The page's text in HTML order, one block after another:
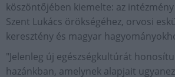
köszöntőjében kiemelte: az
Szent Lukács örökségéhez, orvosi
keresztény és magyar
"Jelenleg új egészségkultúrát
hazánkban, amelynek alapjait